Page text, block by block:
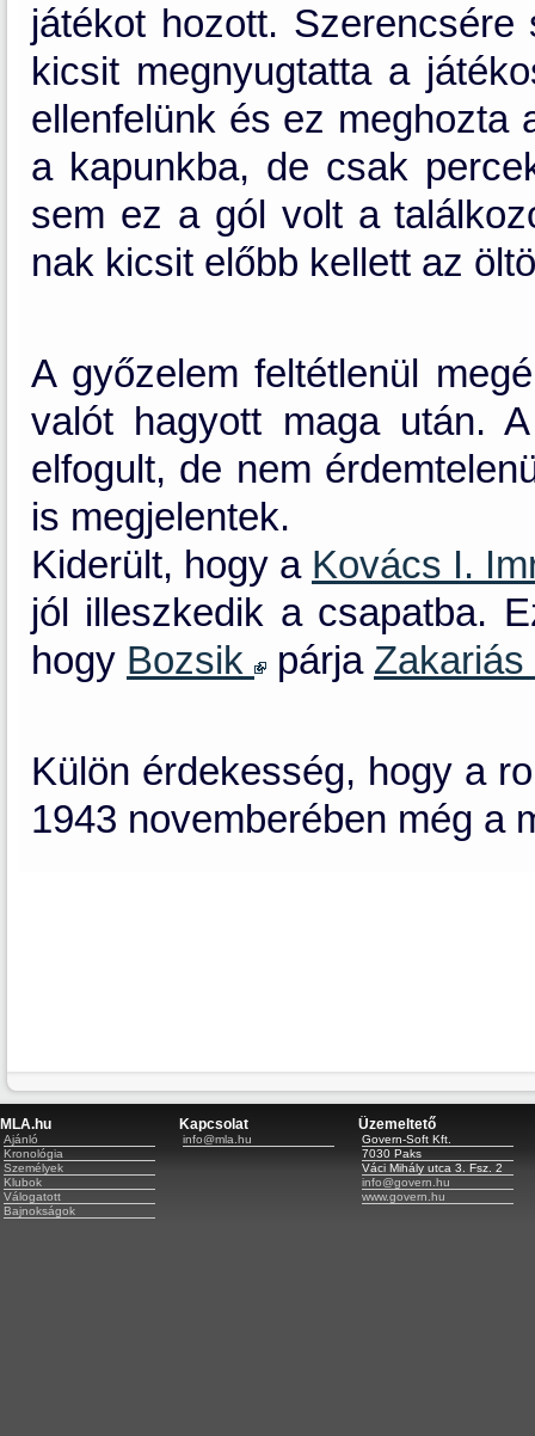
játékot hozott.
kicsit megnyugtatta a
ellenfelünk és ez meghozta
a kapunkba, de csak
sem ez a gól volt a
nak kicsit előbb kellett az
A győzelem feltétlenül
valót hagyott maga után.
elfogult, de nem
is megjelentek.
Kiderült, hogy a Kovács I.
jól illeszkedik a csapatba.
hogy Bozsik párja Zakariás
Külön érdekesség, hogy a
1943 novemberében még a
MLA.hu
Ajánló
Kronológia
Személyek
Klubok
Válogatott
Bajnokságok
Kapcsolat
info@mla.hu
Üzemeltető
Govern-Soft Kft.
7030 Paks
Váci Mihály utca 3. Fsz. 2
info@govern.hu
www.govern.hu